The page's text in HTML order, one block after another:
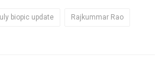
biopic update Rajkummar Rao